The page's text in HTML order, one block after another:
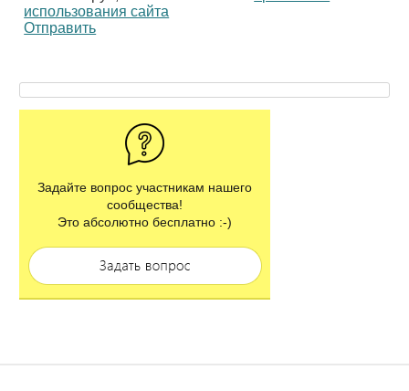
использования сайта
Отправить
Задайте вопрос участникам нашего
сообщества!
Это абсолютно бесплатно :-)